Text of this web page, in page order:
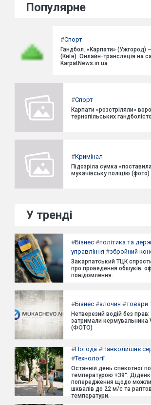
Популярне
#Спорт
Гандбол. «Карпати» (Ужгород)
(Київ). Онлайн-трансляція на
KarpatNews.in.ua
#Спорт
Карпати «розстріляли»
тернопільських
#Кримінал
Підозріла сумка
мукачівську поліцію (фото)
У тренді
#Бізнес #політика та
управління #збройний
Закарпатський ТЦК
про проведення обшуків:
повідомлення.
#Бізнес #злочин #товари
Нетверезий водій без прав:
затримали кермувальника
(ФОТО)
#Погода #Навколишнє
#Технології
Останній день спекотної
температурою +39°:
попередження щодо
шквалів до 22 м/с та
температури.